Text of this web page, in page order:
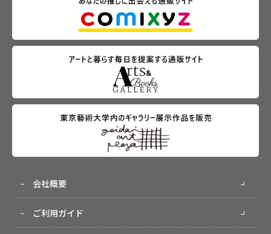
会社概要
ご利用ガイド